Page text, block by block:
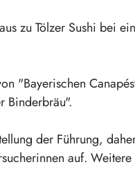
zu Tölzer Sushi bei
"Bayerischen
Binderbräu".
der Führung,
auf.